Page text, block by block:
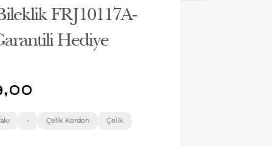
FRJ10117A-
Hediye
- Çelik Kordon Çelik